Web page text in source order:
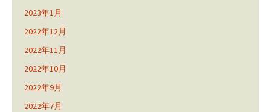
2023年1月
2022年12月
2022年11月
2022年10月
2022年9月
2022年7月